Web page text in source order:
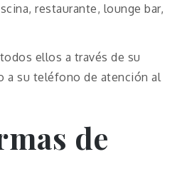
restaurante, lounge bar,
ellos a través de su
a su teléfono de atención al
de